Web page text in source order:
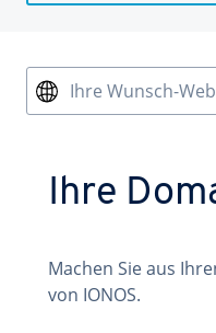
Ihre Wunsch-
Ihre
Machen Sie aus
von IONOS.